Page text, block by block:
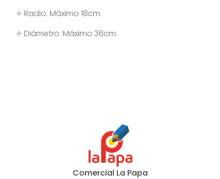
✧ Radio: Máximo 18cm.
✧ Diámetro: Máximo 36cm.
Comercial La Papa